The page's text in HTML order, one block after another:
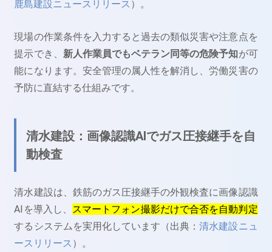
鹿島建設ニュースリリース ）。
現場の作業条件を入力すると過去の類似災害や注意点を
提示でき、 新人作業員でもベテラン同等の危険予知が可
能になります。安全管理の属人性を解消し、労働災害の
予防に直結する仕組みです。
清水建設：画像認識AIでガス圧接継手を自
動検査
清水建設は、鉄筋のガス圧接継手の外観検査に画像認識
AIを導入し、
スマートフォン撮影だけで合否を自動判定
するシステムを実用化しています（出典：清水建設ニュ
ースリリース ）。